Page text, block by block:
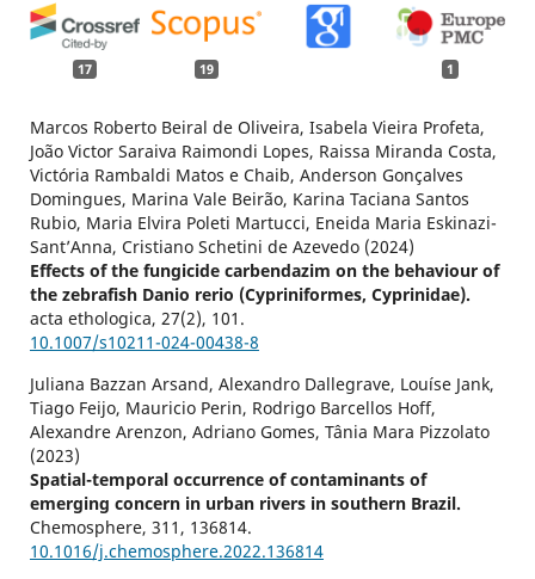
17 19 1
Marcos Roberto Beiral de Oliveira, Isabela Vieira Profeta,
João Victor Saraiva Raimondi Lopes, Raissa Miranda Costa,
Victória Rambaldi Matos e Chaib, Anderson Gonçalves
Domingues, Marina Vale Beirão, Karina Taciana Santos
Rubio, Maria Elvira Poleti Martucci, Eneida Maria Eskinazi-
Sant’Anna, Cristiano Schetini de Azevedo (2024)
Effects of the fungicide carbendazim on the behaviour of
the zebrafish Danio rerio (Cypriniformes, Cyprinidae).
acta ethologica, 27(2), 101.
10.1007/s10211-024-00438-8
Juliana Bazzan Arsand, Alexandro Dallegrave, Louíse Jank,
Tiago Feijo, Mauricio Perin, Rodrigo Barcellos Hoff,
Alexandre Arenzon, Adriano Gomes, Tânia Mara Pizzolato
(2023)
Spatial-temporal occurrence of contaminants of
emerging concern in urban rivers in southern Brazil.
Chemosphere, 311 , 136814.
10.1016/j.chemosphere.2022.136814